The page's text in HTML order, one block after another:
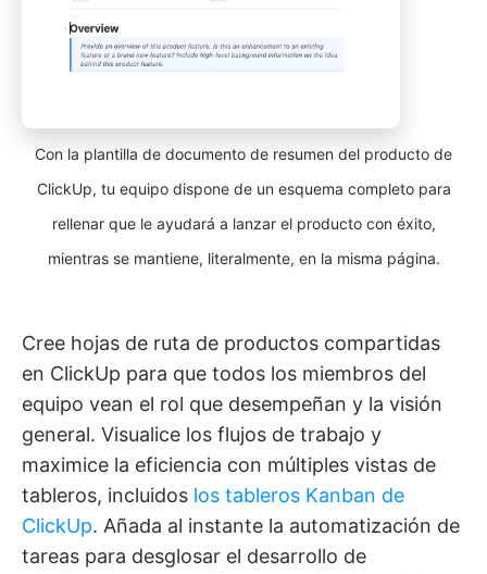
Con la plantilla de documento de resumen del producto de
ClickUp, tu equipo dispone de un esquema completo para
rellenar que le ayudará a lanzar el producto con éxito,
mientras se mantiene, literalmente, en la misma página.
Cree hojas de ruta de productos compartidas
en ClickUp para que todos los miembros del
equipo vean el rol que desempeñan y la visión
general. Visualice los flujos de trabajo y
maximice la eficiencia con múltiples vistas de
tableros, incluidos los tableros Kanban de
ClickUp. Añada al instante la automatización de
tareas para desglosar el desarrollo de